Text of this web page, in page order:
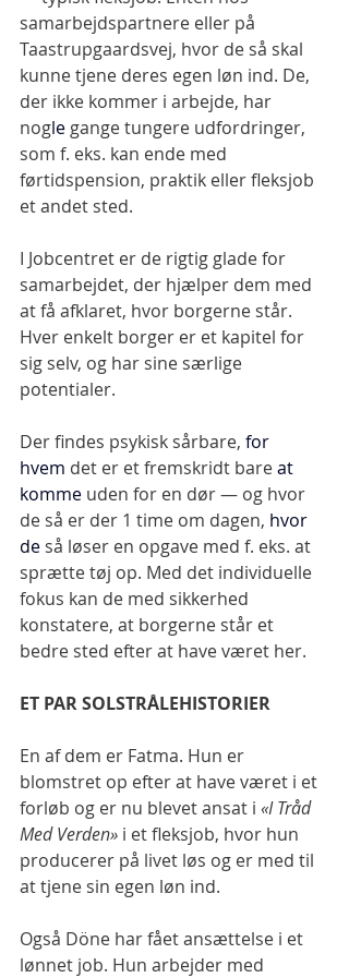
samarbejdspartnere eller på
Taastrupgaardsvej, hvor de så skal
kunne tjene deres egen løn ind. De,
der ikke kommer i arbejde, har
nogle gange tungere udfordringer,
som f. eks. kan ende med
førtidspension, praktik eller fleksjob
et andet sted.
I Jobcentret er de rigtig glade for
samarbejdet, der hjælper dem med
at få afklaret, hvor borgerne står.
Hver enkelt borger er et kapitel for
sig selv, og har sine særlige
potentialer.
Der findes psykisk sårbare, for
hvem det er et fremskridt bareat
komme uden for en dør — og hvor
de så er der 1 time om dagen, hvor
de så løser en opgave med f. eks. at
sprætte tøj op. Med det individuelle
fokus kan de med sikkerhed
konstatere, at borgerne står et
bedre sted efter at have været her.
ET PAR SOLSTRÅLEHISTORIER
En af dem er Fatma. Hun er
blomstret op efter at have været i et
forløb og er nu blevet ansat i «I Tråd
Med Verden» i et fleksjob, hvor hun
producerer på livet løs og er med til
at tjene sin egen løn ind.
Også Döne har fået ansættelse i et
lønnet job. Hun arbejder med